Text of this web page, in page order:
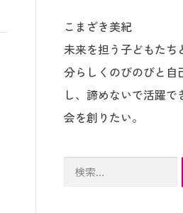
こまざき美紀
未来を担う子どもたち
分らしくのびのびと自
し、諦めないで活躍で
会を創りたい。